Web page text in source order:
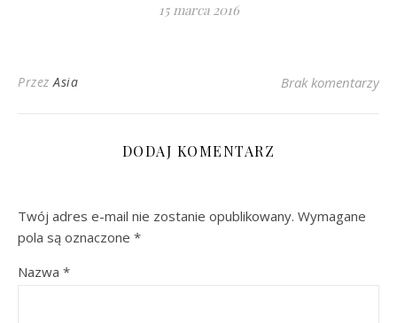
15 marca 2016
PrzezAsia Brak komentarzy
DODAJ KOMENTARZ
Twój adres e-mail nie zostanie opublikowany. Wymagane
pola są oznaczone *
Nazwa *